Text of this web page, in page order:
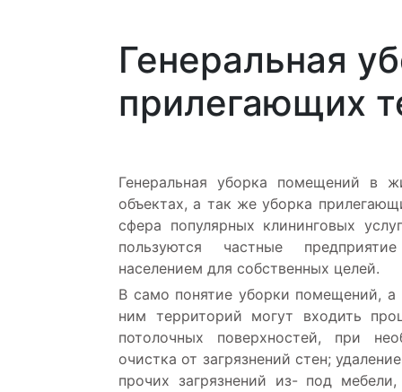
Генеральная
прилегающих
Генеральная уборка помещений в
объектах, а так же уборка
сфера популярных клининговых
пользуются частные
населением для собственных целей.
В само понятие уборки помещений,
ним территорий могут входить
потолочных поверхностей, при
очистка от загрязнений стен;
прочих загрязнений из- под